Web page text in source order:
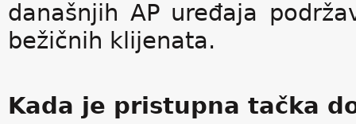
današnjih AP uređaja
bežičnih klijenata.
Kada je pristupna tačka